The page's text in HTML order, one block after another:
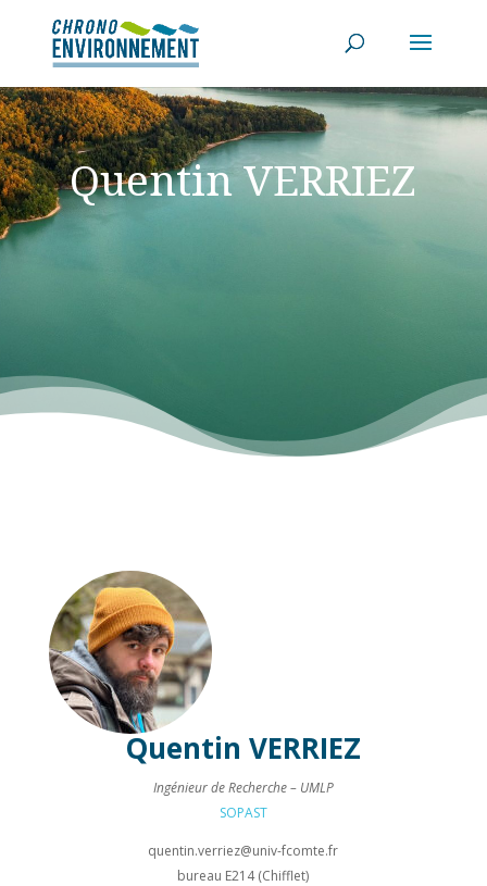
Quentin VERRIEZ
QuentinVERRIEZ
Ingénieur de Recherche – UMLP
SOPAST
quentin.verriez@univ-fcomte.fr
bureau E214 (Chifflet)